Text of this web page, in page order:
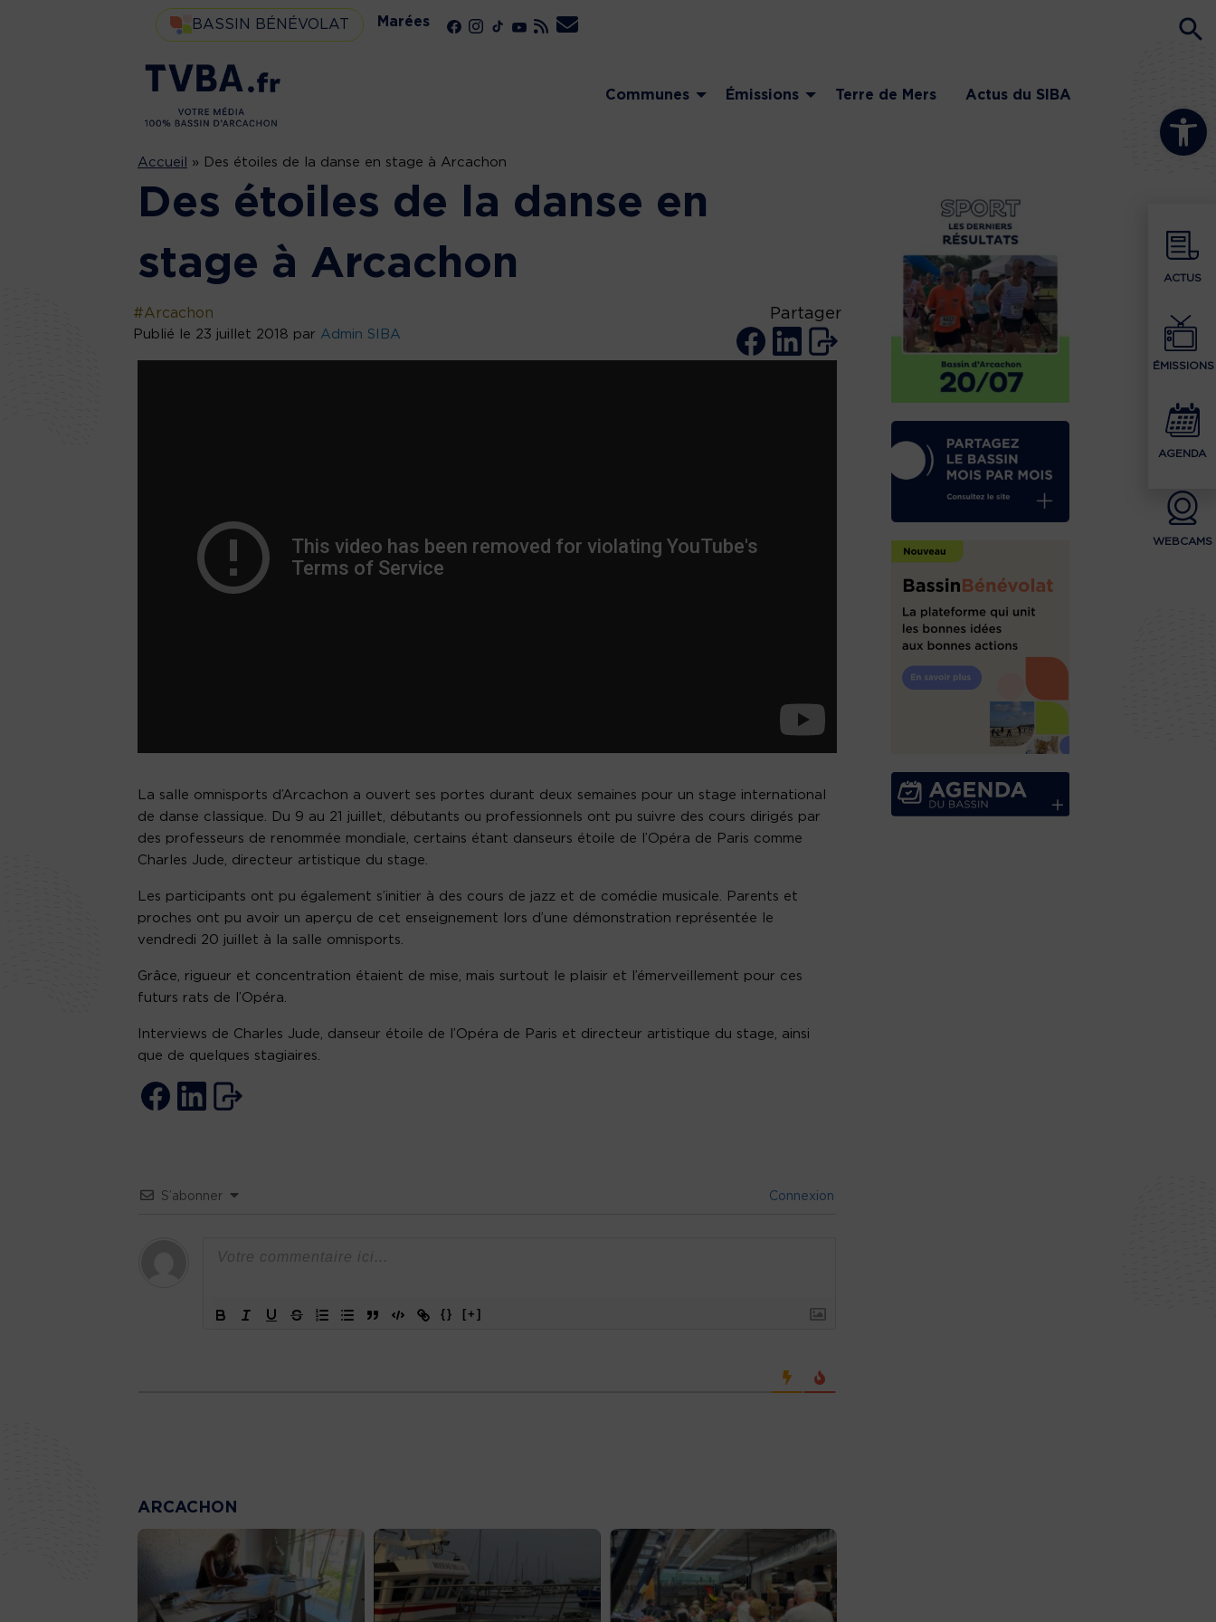
Ouvrir la
ACTUS
ÉMISSIONS
AGENDA
WEBCAMS
BASSIN BÉNÉVOLAT Marées
Communes Émissions Terre de Mers Actus du SIBA
Accueil » Des étoiles de la danse en stage à Arcachon
Des étoiles de la danse en
stage à Arcachon
#Arcachon
Publié le 23 juillet 2018 par Admin SIBA
Partager
La salle omnisports d’Arcachon a ouvert ses portes durant deux semaines pour un stage international
de danse classique. Du 9 au 21 juillet, débutants ou professionnels ont pu suivre des cours dirigés par
des professeurs de renommée mondiale, certains étant danseurs étoile de l’Opéra de Paris comme
Charles Jude, directeur artistique du stage.
Les participants ont pu également s’initier à des cours de jazz et de comédie musicale. Parents et
proches ont pu avoir un aperçu de cet enseignement lors d’une démonstration représentée le
vendredi 20 juillet à la salle omnisports.
Grâce, rigueur et concentration étaient de mise, mais surtout le plaisir et l’émerveillement pour ces
futurs rats de l’Opéra.
Interviews de Charles Jude, danseur étoile de l’Opéra de Paris et directeur artistique du stage, ainsi
que de quelques stagiaires.
S’abonner Connexion
{} [+]
ARCACHON